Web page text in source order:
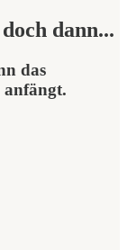
dann...
das
anfängt.